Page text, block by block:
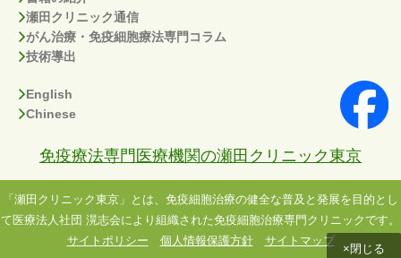
瀬田クリニック通信
がん治療・免疫細胞療法専門コラム
技術導出
English
Chinese
免疫療法専門医療機関の瀬田クリニック東京
「瀬田クリニック東京」とは、免疫細胞治療の健全な普及と発展を目的とし
て医療法人社団 滉志会により組織された免疫細胞治療専門クリニックです。
サイトポリシー
個人情報保護方針 サイトマップ
×閉じる